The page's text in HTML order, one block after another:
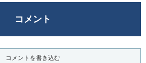
コメント
コメントを書き込む